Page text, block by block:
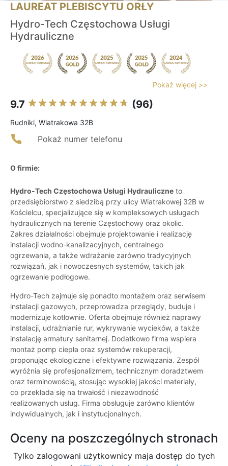
LAUREAT PLEBISCYTU ORŁY
Hydro-Tech Częstochowa Usługi
Hydrauliczne
Pokaż więcej >>
9.7 (96)
Rudniki, Wiatrakowa 32B
Pokaż numer telefonu
O firmie:
Hydro-Tech Częstochowa Usługi Hydrauliczne to
przedsiębiorstwo z siedzibą przy ulicy Wiatrakowej 32B w
Kościelcu, specjalizujące się w kompleksowych usługach
hydraulicznych na terenie Częstochowy oraz okolic.
Zakres działalności obejmuje projektowanie i realizację
instalacji wodno-kanalizacyjnych, centralnego
ogrzewania, a także wdrażanie zarówno tradycyjnych
rozwiązań, jak i nowoczesnych systemów, takich jak
ogrzewanie podłogowe.
Hydro-Tech zajmuje się ponadto montażem oraz serwisem
instalacji gazowych, przeprowadza przeglądy, buduje i
modernizuje kotłownie. Oferta obejmuje również naprawy
instalacji, udrażnianie rur, wykrywanie wycieków, a także
instalację armatury sanitarnej. Dodatkowo firma wspiera
montaż pomp ciepła oraz systemów rekuperacji,
proponując ekologiczne i efektywne rozwiązania. Zespół
wyróżnia się profesjonalizmem, technicznym doradztwem
oraz terminowością, stosując wysokiej jakości materiały,
co przekłada się na trwałość i niezawodność
realizowanych usług. Firma obsługuje zarówno klientów
indywidualnych, jak i instytucjonalnych.
Oceny na poszczególnych stronach
Tylko zalogowani użytkownicy maja dostęp do tych